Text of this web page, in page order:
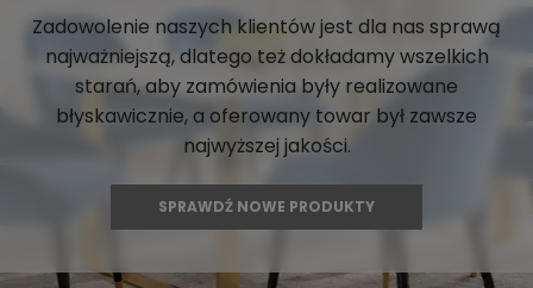
Zadowolenie naszych klientów jest dla nas sprawą
najważniejszą, dlatego też dokładamy wszelkich
starań, aby zamówienia były realizowane
błyskawicznie, a oferowany towar był zawsze
najwyższej jakości.
SPRAWDŹ NOWE PRODUKTY